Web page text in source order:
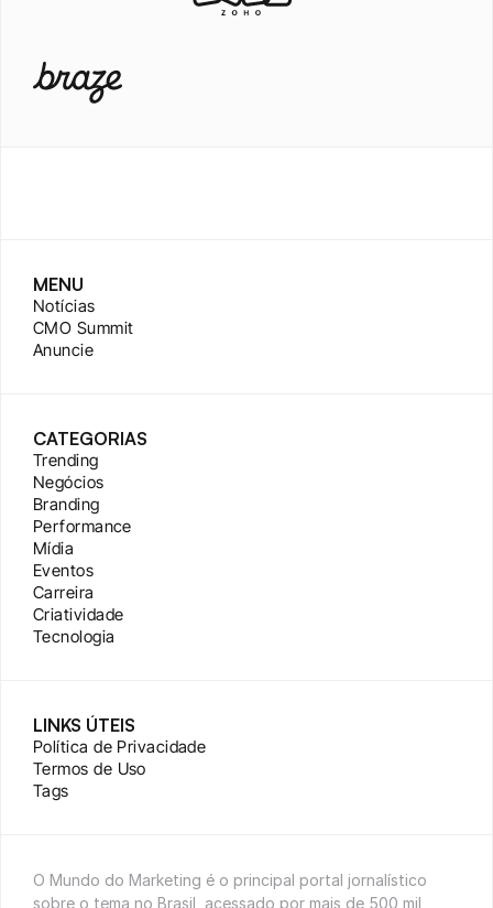
MENU
Notícias
CMO Summit
Anuncie
CATEGORIAS
Trending
Negócios
Branding
Performance
Mídia
Eventos
Carreira
Criatividade
Tecnologia
LINKS ÚTEIS
Política de Privacidade
Termos de Uso
Tags
O Mundo do Marketing é o principal portal jornalístico
sobre o tema no Brasil, acessado por mais de 500 mil